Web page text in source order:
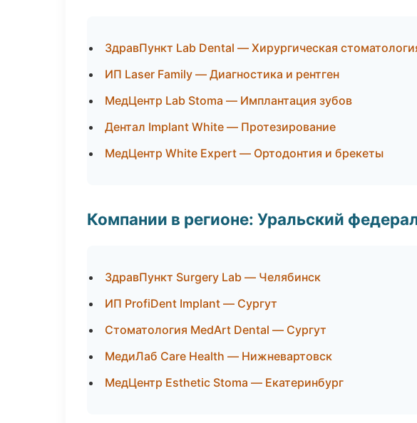
ЗдравПункт Lab Dental — Хирургическая
ИП Laser Family — Диагностика и рентген
МедЦентр Lab Stoma — Имплантация зубов
Дентал Implant White — Протезирование
МедЦентр White Expert — Ортодонтия и брекеты
Компании в регионе: Уральский
ЗдравПункт Surgery Lab — Челябинск
ИП ProfiDent Implant — Сургут
Стоматология MedArt Dental — Сургут
МедиЛаб Care Health — Нижневартовск
МедЦентр Esthetic Stoma — Екатеринбург